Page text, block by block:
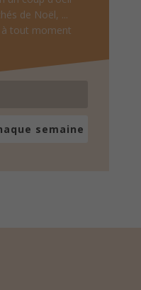
de Noël, ...
à tout moment
semaine